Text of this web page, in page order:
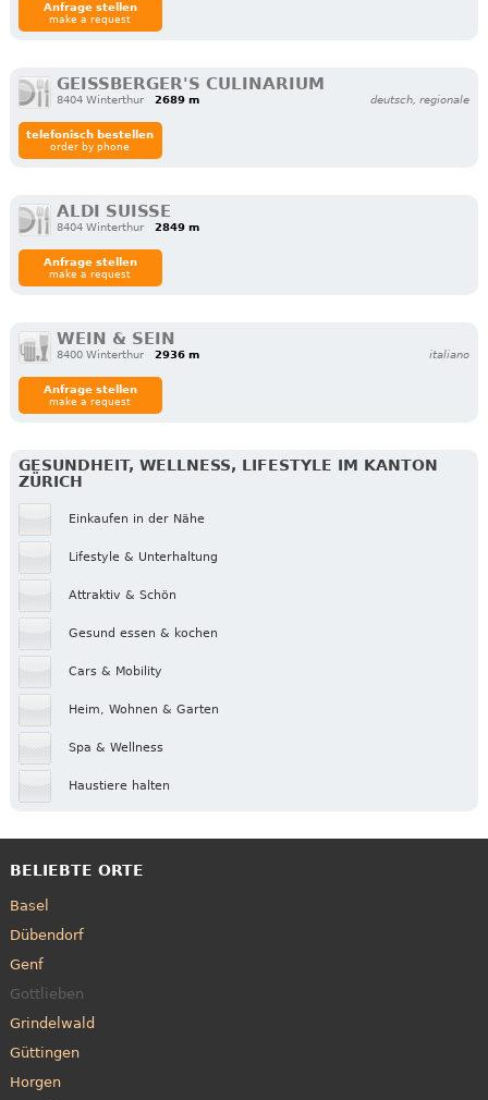
Anfrage stellen
make a request
GEISSBERGER'S CULINARIUM
8404 Winterthur 2689 m deutsch, regionale
telefonisch bestellen
order by phone
ALDI SUISSE
8404 Winterthur 2849 m
Anfrage stellen
make a request
WEIN & SEIN
8400 Winterthur 2936 m italiano
Anfrage stellen
make a request
GESUNDHEIT, WELLNESS, LIFESTYLE IM KANTON
ZÜRICH
Einkaufen in der Nähe
Lifestyle & Unterhaltung
Attraktiv & Schön
Gesund essen & kochen
Cars & Mobility
Heim, Wohnen & Garten
Spa & Wellness
Haustiere halten
BELIEBTE ORTE
Basel
Dübendorf
Genf
Gottlieben
Grindelwald
Güttingen
Horgen